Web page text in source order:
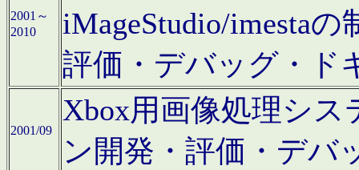
2001～
2010
iMageStudio/imesta
評価・デバッグ・ド
2001/09
Xbox用画像処理シ
ン開発・評価・デバ